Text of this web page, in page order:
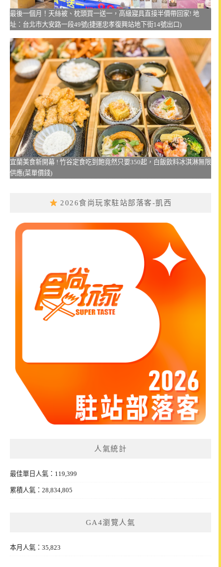
最後一個月！天絲被、枕頭買一送一，高級寢具直接半價帶回家! 地
址：台北市大安路一段49號(捷運忠孝復興站地下街14號出口)
宜蘭美食新開幕 ! 竹谷定食吃到飽竟然只要350起，白飯飲料冰淇淋無限
供應(菜單價錢)
2026食尚玩家駐站部落客-凱西
人氣統計
最佳單日人氣：119,399
累積人氣：28,834,805
GA4瀏覽人氣
本月人氣：35,823